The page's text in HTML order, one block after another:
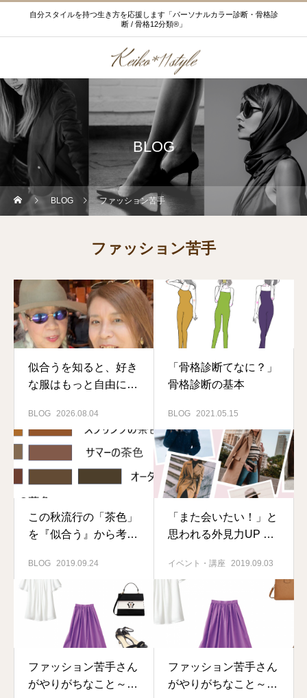
自分スタイルを持つ生き方を応援します「パーソナルカラー診断・骨格診
断 / 骨格12分類®」
BLOG
BLOG ファッション苦手
ファッション苦手
似合うを知ると、好き
な服はもっと自由に選
BLOG 2026.08.04
「骨格診断てなに？」
骨格診断の基本
BLOG 2021.05.15
この秋流行の「茶色」
を『似合う』から考え
BLOG 2019.09.24
「また会いたい！」と
思われる外見力UP
イベント・講座 2019.09.03
ファッション苦手さん
がやりがちなこと～色
ファッション苦手さん
がやりがちなこと～色